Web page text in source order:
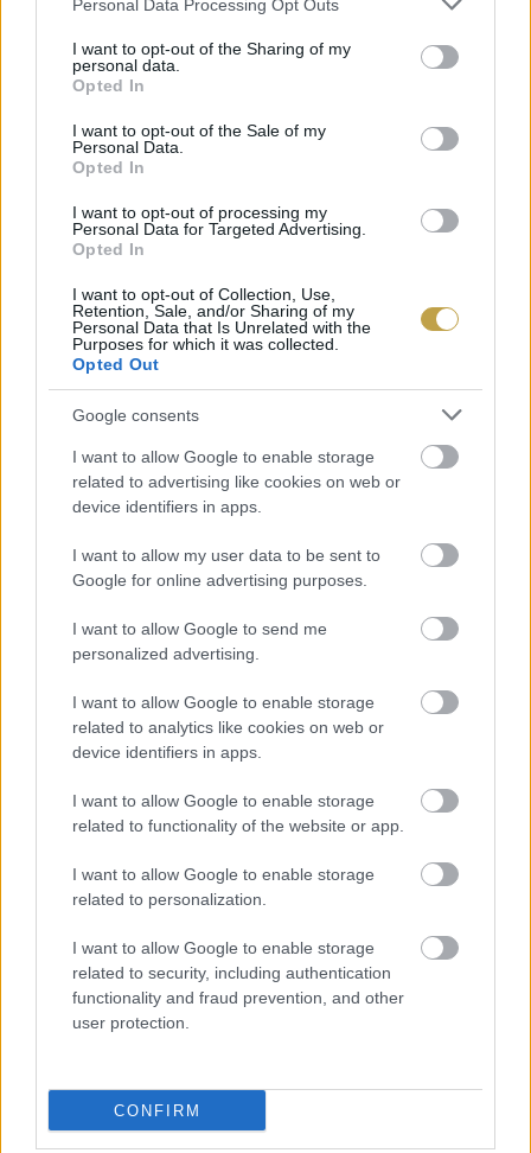
not limited to your visit or usage behaviour. You may click to
grant or deny consent to Google and its third-party tags to
use your data for below specified purposes in below Google
consent section.
Personal Data Processing Opt Outs
I want to opt-out of the Sharing of my
personal data.
Opted In
I want to opt-out of the Sale of my
Personal Data.
Opted In
I want to opt-out of processing my
Personal Data for Targeted Advertising.
Opted In
I want to opt-out of Collection, Use,
Retention, Sale, and/or Sharing of my
Personal Data that Is Unrelated with the
Purposes for which it was collected.
Opted Out
Google consents
I want to allow Google to enable storage
related to advertising like cookies on web or
device identifiers in apps.
I want to allow my user data to be sent to
Google for online advertising purposes.
I want to allow Google to send me
personalized advertising.
I want to allow Google to enable storage
related to analytics like cookies on web or
device identifiers in apps.
I want to allow Google to enable storage
related to functionality of the website or app.
I want to allow Google to enable storage
related to personalization.
I want to allow Google to enable storage
related to security, including authentication
functionality and fraud prevention, and other
user protection.
CONFIRM
2007-ben nyitott, franciás vonalat képviselő váci
Magyarországon állócsillagnak számított. 2018-
ban elnyerte a Dining Guide Az Év Cukrászdája
díjat, 2021-ben, 2022-ben, 2023-ban és 2024-ben
is szerepelt a Dining Guide által összeállított
TOP10 cukrászda listán, ezzel elnyerte a
Címlapfotó: Tim Mossholder / Unsplash
EZEK IS ÉRDEKELHETNEK